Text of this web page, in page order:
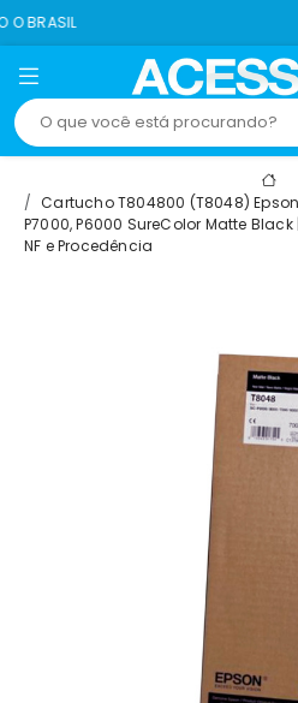
Cartucho T804800 (T8048)
P7000, P6000 SureColor Matte
NF e Procedência